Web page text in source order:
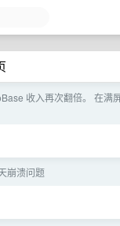
收入再次翻倍。 在满
崩溃问题